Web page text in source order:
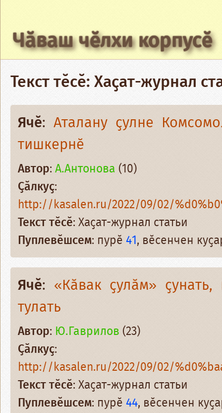
Чӑваш чӗлхи корпусӗ
Текст тӗсӗ: Хаҫат-журнал
Ячӗ: Аталану ҫулне
тишкернӗ
Автор:А.Антонова (10)
Ҫӑлкуҫ:
http://kasalen.ru/2022/09/02/
Текст тӗсӗ: Хаҫат-журнал статьи
Пуплевӗшсем: пурӗ 41, вӗсенчен
Ячӗ: «Кӑвак ҫулӑм» ҫунать,
тулать
Автор: Ю.Гаврилов (23)
Ҫӑлкуҫ:
http://kasalen.ru/2022/09/02/
Текст тӗсӗ: Хаҫат-журнал статьи
Пуплевӗшсем: пурӗ44, вӗсенчен